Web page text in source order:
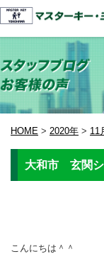
HOME > 2020年 > 11
大和市 玄関
こんにちは＾＾